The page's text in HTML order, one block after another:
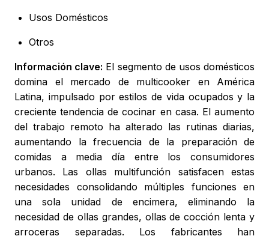
Usos Domésticos
Otros
Información clave: El segmento de usos domésticos
domina el mercado de multicooker en América
Latina, impulsado por estilos de vida ocupados y la
creciente tendencia de cocinar en casa. El aumento
del trabajo remoto ha alterado las rutinas diarias,
aumentando la frecuencia de la preparación de
comidas a media día entre los consumidores
urbanos. Las ollas multifunción satisfacen estas
necesidades consolidando múltiples funciones en
una sola unidad de encimera, eliminando la
necesidad de ollas grandes, ollas de cocción lenta y
arroceras separadas. Los fabricantes han